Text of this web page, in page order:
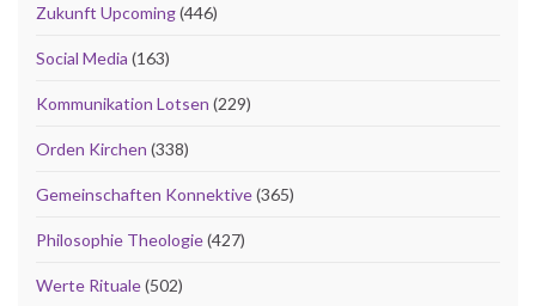
Zukunft Upcoming(446)
Social Media (163)
Kommunikation Lotsen (229)
Orden Kirchen (338)
Gemeinschaften Konnektive(365)
Philosophie Theologie(427)
Werte Rituale(502)